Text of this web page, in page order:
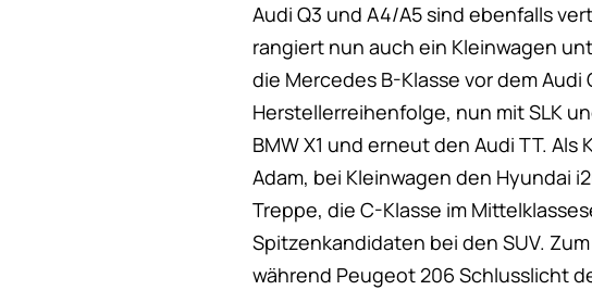
Audi Q3 und A4/A5 sind ebenfalls
rangiert nun auch ein Kleinwagen
die Mercedes B-Klasse vor dem
Herstellerreihenfolge, nun mit SLK
BMW X1 und erneut den Audi TT.
Adam, bei Kleinwagen den Hyundai
Treppe, die C-Klasse im
Spitzenkandidaten bei den SUV.
während Peugeot 206 Schlusslicht